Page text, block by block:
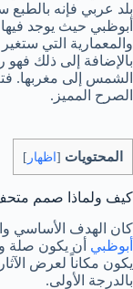
بلد عربي فإنه بالطبع
أبوظبي حيث يوجد فيها
والمعمارية التي
بالإضافة إلى ذلك
الشمس إلى مغربها.
الصرح المميز.
المحتويات [ اظهار ]
كيف ولماذا صمم
كان الهدف الأساسي
أبوظبي أن يكون صلة
يكون مكاناً لعرض
بالدرجة الأولى.